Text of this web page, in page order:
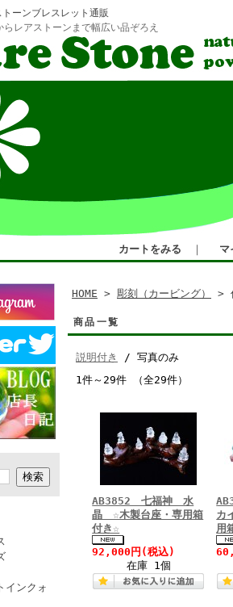
ーンブレスレット通販
らレアストーンまで幅広い品ぞろえ
カートをみる ｜ マ
インクォ
HOME > 彫刻（カービング） >
商品一覧
説明付き
/ 写真のみ
1件～29件 （全29件）
AB3852 七福神 水
晶 ☆木製台座・専用箱
付き☆
92,000円 (税込)
在庫 1個
カ
用